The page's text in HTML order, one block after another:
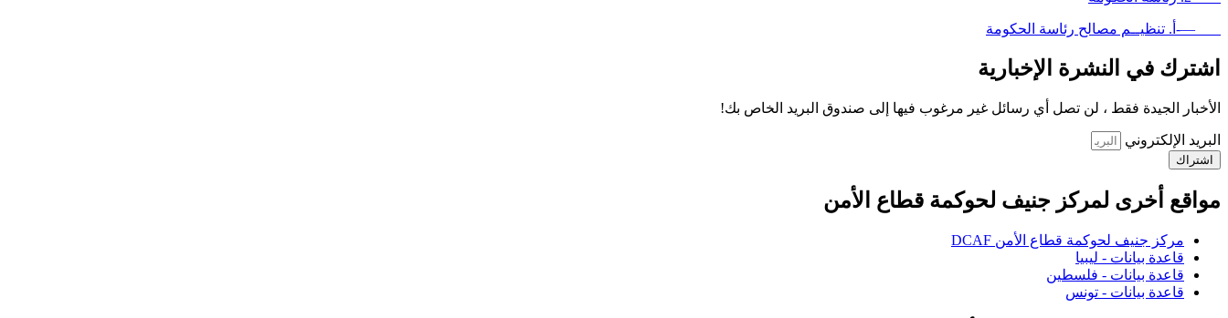
—-أ. تنظيــم مصالح رئاسة الحكومة
اشترك في النشرة الإخبارية
الأخبار الجيدة فقط ، لن تصل أي رسائل غير مرغوب فيها إلى صندوق البريد الخاص بك!
البريد الإلكتروني
اشتراك
مواقع أخرى لمركز جنيف لحوكمة قطاع الأمن
مركز جنيف لحوكمة قطاع الأمن DCAF
قاعدة بيانات - ليبيا
قاعدة بيانات - فلسطين
قاعدة بيانات - تونس